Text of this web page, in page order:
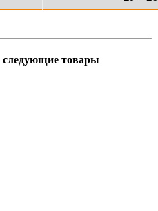
следующие товары